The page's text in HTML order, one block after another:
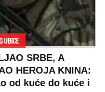
ove godine treba
novca: Nečija cela
gostiju
SPORT VIRALNO